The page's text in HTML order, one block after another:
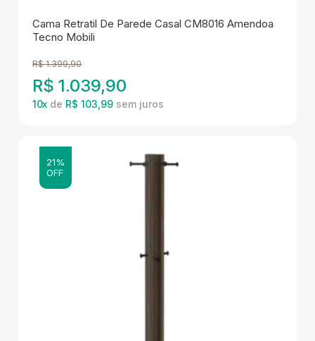
Cama Retratil De Parede Casal CM8016 Amendoa
Tecno Mobili
R$ 1.399,90
R$ 1.039,90
10x de R$ 103,99
21%
OFF